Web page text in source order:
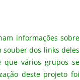
informações sobre
souber dos links deles
que vários grupos se
deste projeto foi